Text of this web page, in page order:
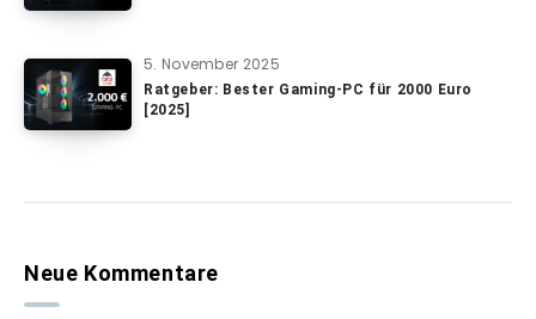
5. November 2025
Ratgeber: Bester Gaming-PC für 2000 Euro
[2025]
Neue Kommentare